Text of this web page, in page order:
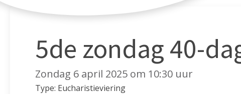
5de zondag 40-
Zondag 6 april 2025 om 10:30 uur
Type: Eucharistieviering